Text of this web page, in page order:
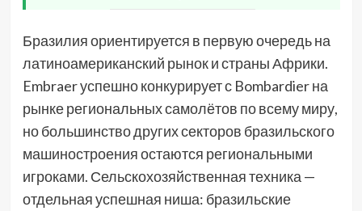
Бразилия ориентируется в первую очередь на
латиноамериканский рынок и страны Африки.
Embraer успешно конкурирует с Bombardier на
рынке региональных самолётов по всему миру,
но большинство других секторов бразильского
машиностроения остаются региональными
игроками. Сельскохозяйственная техника —
отдельная успешная ниша: бразильские